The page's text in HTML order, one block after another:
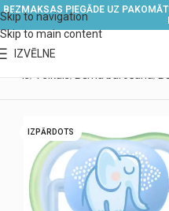
Skip to navigation
Skip to main content
BEZMAKSAS PIEGĀDE UZ
IZVĒLNE
IZPĀRDOTS